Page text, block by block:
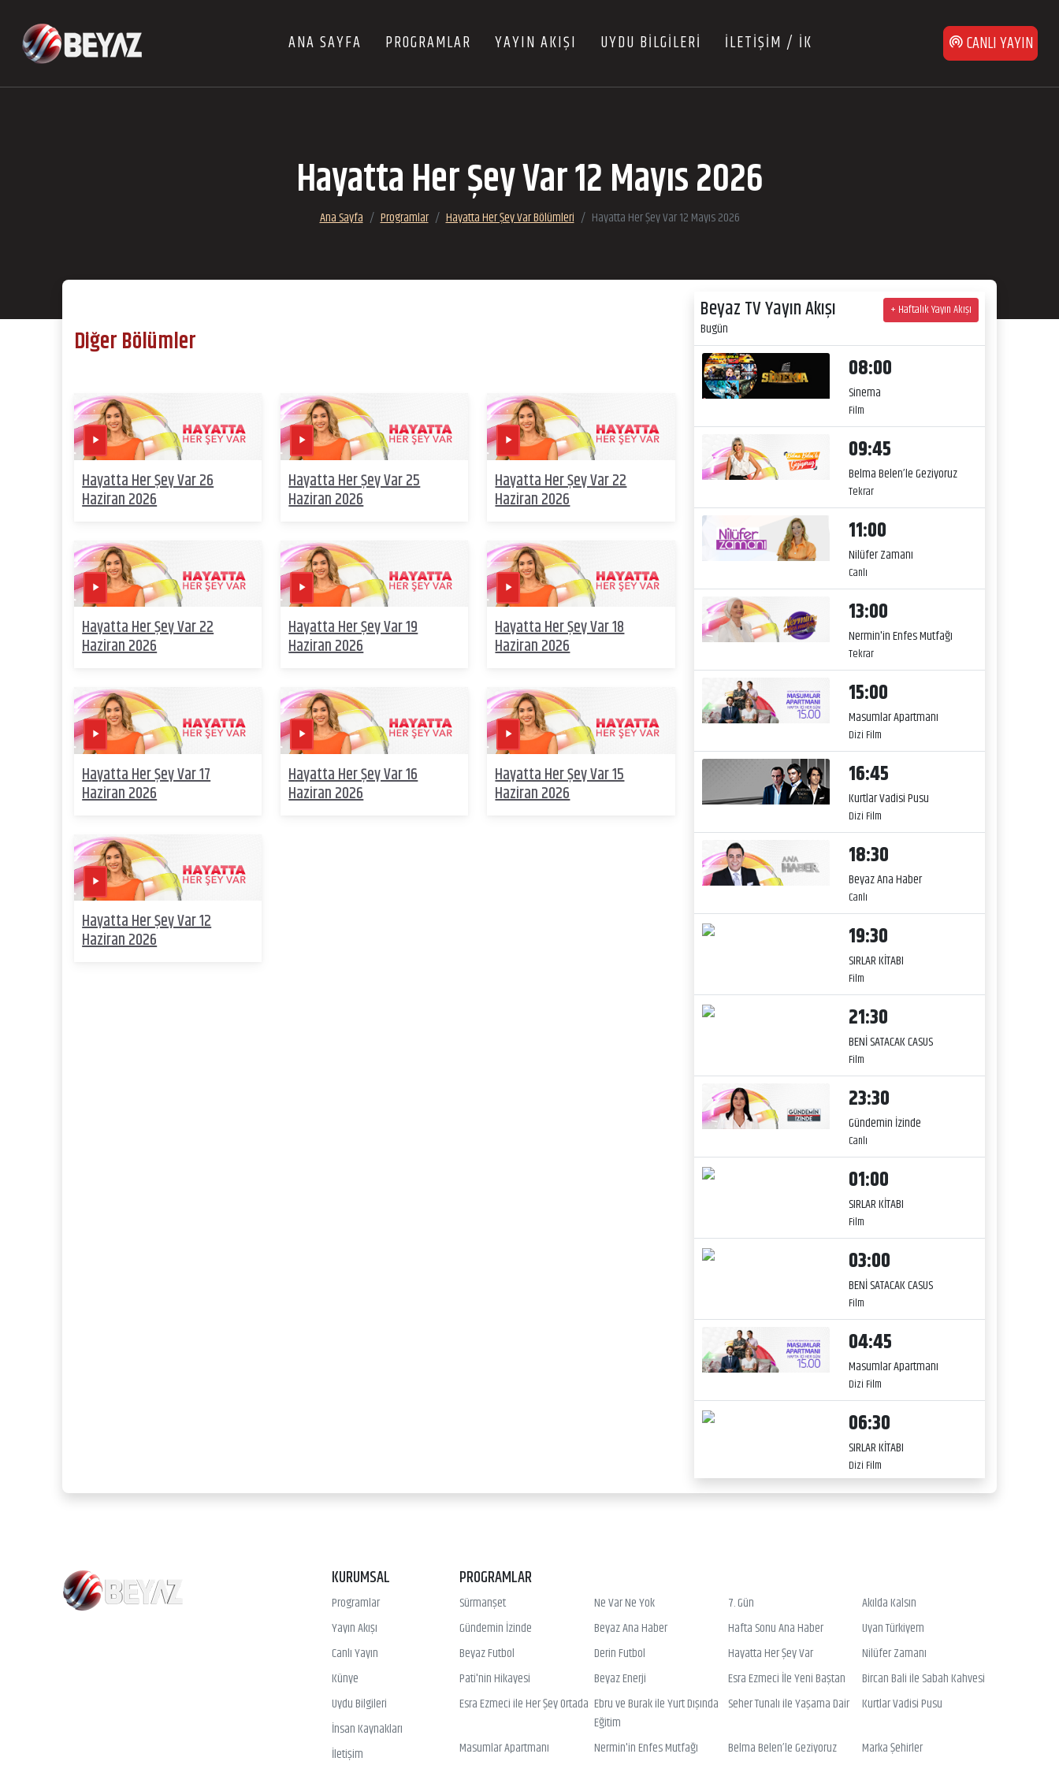
ANA SAYFA PROGRAMLAR YAYIN AKIŞI UYDU BİLGİLERİ İLETİŞİM / İK CANLI YAYIN
Hayatta Her Şey Var 12 Mayıs 2026
Ana Sayfa Programlar Hayatta Her Şey Var Bölümleri Hayatta Her Şey Var 12 Mayıs 2026
Diğer Bölümler
Hayatta Her Şey Var 26
Haziran 2026
Hayatta Her Şey Var 25
Haziran 2026
Hayatta Her Şey Var 22
Haziran 2026
Hayatta Her Şey Var 22
Haziran 2026
Hayatta Her Şey Var 19
Haziran 2026
Hayatta Her Şey Var 18
Haziran 2026
Hayatta Her Şey Var 17
Haziran 2026
Hayatta Her Şey Var 16
Haziran 2026
Hayatta Her Şey Var 15
Haziran 2026
Hayatta Her Şey Var 12
Haziran 2026
Beyaz TV Yayın Akışı
Bugün
+ Haftalık Yayın Akışı
08:00
Sinema
Film
09:45
Belma Belen’le Geziyoruz
Tekrar
11:00
Nilüfer Zamanı
Canlı
13:00
Nermin'in Enfes Mutfağı
Tekrar
15:00
Masumlar Apartmanı
Dizi Film
16:45
Kurtlar Vadisi Pusu
Dizi Film
18:30
Beyaz Ana Haber
Canlı
19:30
SIRLAR KİTABI
Film
21:30
BENİ SATACAK CASUS
Film
23:30
Gündemin İzinde
Canlı
01:00
SIRLAR KİTABI
Film
03:00
BENİ SATACAK CASUS
Film
04:45
Masumlar Apartmanı
Dizi Film
06:30
SIRLAR KİTABI
Dizi Film
KURUMSAL
Programlar
Yayın Akışı
Canlı Yayın
Künye
Uydu Bilgileri
İnsan Kaynakları
İletişim
PROGRAMLAR
Sürmanşet Ne Var Ne Yok 7. Gün
Akılda Kalsın
Gündemin İzinde
Beyaz Ana Haber Hafta Sonu Ana Haber
Uyan Türkiyem
Beyaz Futbol
Derin Futbol Hayatta Her Şey Var
Nilüfer Zamanı
Pati'nin Hikayesi
Beyaz Enerji Esra Ezmeci İle Yeni Baştan
Bircan Bali ile Sabah Kahvesi
Esra Ezmeci ile Her Şey Ortada Ebru ve Burak ile Yurt Dışında
Eğitim
Seher Tunalı ile Yaşama Dair Kurtlar Vadisi Pusu
Masumlar Apartmanı Nermin'in Enfes Mutfağı Belma Belen’le Geziyoruz
Marka Şehirler